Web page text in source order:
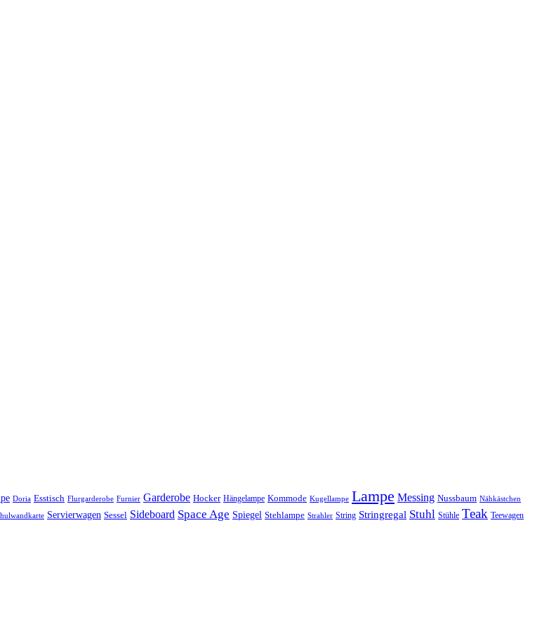
Doria Esstisch Flurgarderobe Furnier Garderobe Hocker Hängelampe Kommode Kugellampe Lampe Messing Nussbaum Nähkästchen
Servierwagen Sessel Sideboard Space Age Spiegel Stehlampe Strahler String Stringregal Stuhl Stühle Teak Teewagen